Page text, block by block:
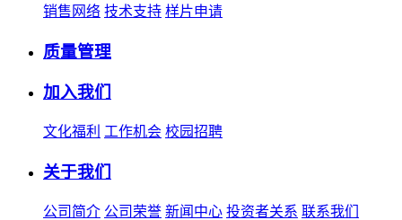
销售网络 技术支持 样片申请
质量管理
加入我们
文化福利 工作机会 校园招聘
关于我们
公司简介 公司荣誉 新闻中心 投资者关系 联系我们